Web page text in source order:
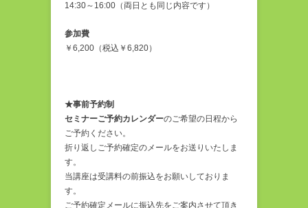
14:30～16:00（両日とも同じ内容です）
参加費
￥6,200（税込￥6,820）
★事前予約制
セミナーご予約カレンダーのご希望の日程から
ご予約ください。
折り返しご予約確定のメールをお送りいたしま
す。
当講座は受講料の前振込をお願いしておりま
す。
ご予約確定メールに振込先をご案内させて頂き